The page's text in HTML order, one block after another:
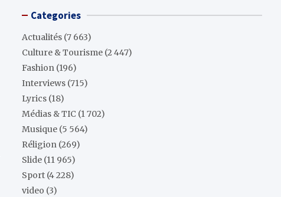
Categories
Actualités (7 663)
Culture & Tourisme (2 447)
Fashion (196)
Interviews (715)
Lyrics (18)
Médias & TIC (1 702)
Musique (5 564)
Réligion (269)
Slide (11 965)
Sport (4 228)
video (3)